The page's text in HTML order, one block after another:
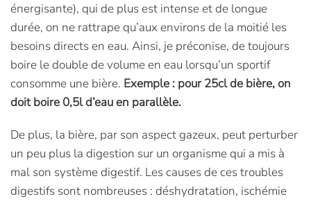
énergisante), qui de plus est intense et de longue
durée, on ne rattrape qu’aux environs de la moitié les
besoins directs en eau. Ainsi, je préconise, de toujours
boire le double de volume en eau lorsqu’un sportif
consomme une bière. Exemple : pour 25cl de bière, on
doit boire 0,5l d’eau en parallèle.
De plus, la bière, par son aspect gazeux, peut perturber
un peu plus la digestion sur un organisme qui a mis à
mal son système digestif. Les causes de ces troubles
digestifs sont nombreuses : déshydratation, ischémie